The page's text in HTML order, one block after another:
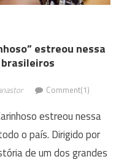
estreou nessa
Comment(1)
estreou nessa
o país. Dirigido por
de um dos grandes